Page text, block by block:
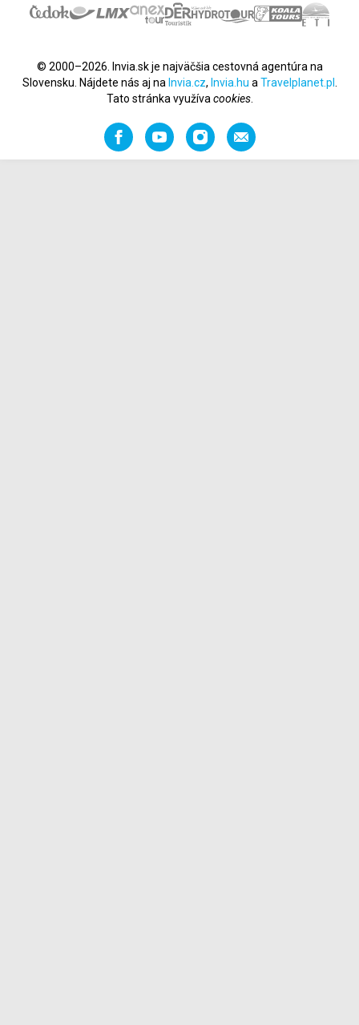
© 2000–2026. Invia.sk je najväčšia cestovná agentúra na
Slovensku. Nájdete nás aj na Invia.cz, Invia.hu a Travelplanet.pl
Tato stránka využíva cookies.
FacebookYouTubeInstagramOdporučiť